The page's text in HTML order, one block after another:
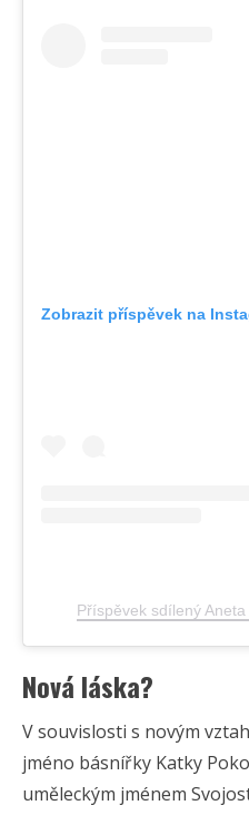
Zobrazit příspěvek na
Příspěvek sdílený
Nová láska?
V souvislosti s novým
jméno básnířky Katky
uměleckým jménem